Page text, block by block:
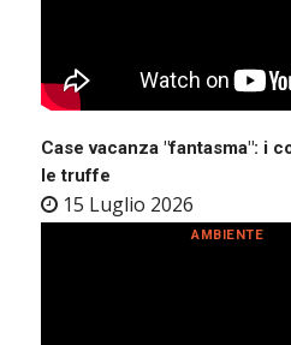
Case vacanza "fantasma": i
le truffe
15 Luglio 2026
AMBIENTE